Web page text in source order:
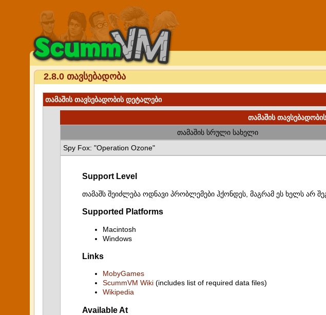
2.8.0 თავსებადობა
თამაშის თავსებადობის დეტალები
თამაშის
თამაშის სრული სახელი
Spy Fox: "Operation Ozone"
Support Level
თამაშს შეიძლება ოდნავი პრობლემები ჰქონდეს, მაგრამ ეს ხელს არ
Supported Platforms
Macintosh
Windows
Links
MobyGames
ScummVM Wiki (includes list of required data files)
Wikipedia
Available At